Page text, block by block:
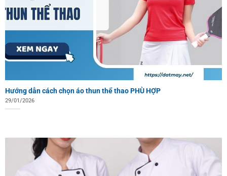
Hướng dẫn cách chọn áo thun thể thao PHÙ HỢP
29/01/2026